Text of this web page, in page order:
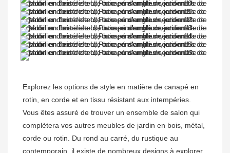
Explorez les options de style en matière de canapé en
rotin, en corde et en tissu résistant aux intempéries.
Vous êtes assuré de trouver un ensemble de salon qui
complètera vos autres meubles de jardin en bois, métal,
corde ou rotin. Du rond au carré, du rustique au